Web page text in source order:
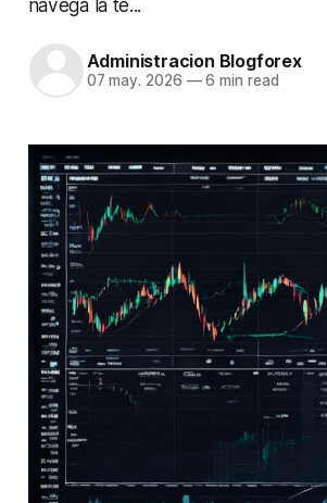
navega la te...
Administracion Blogforex
07 may. 2026 —6 min read